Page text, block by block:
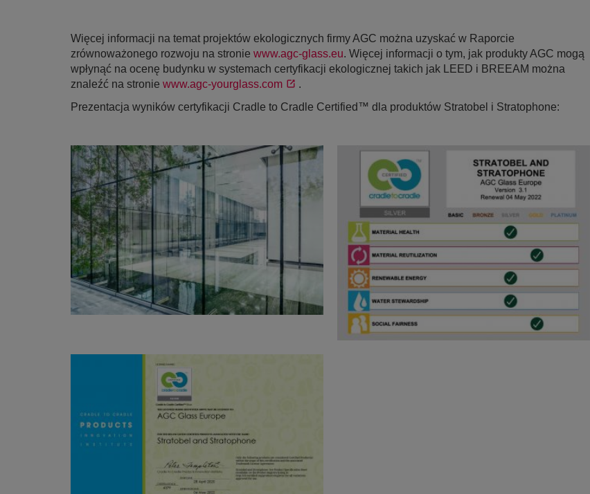
Więcej informacji na temat projektów ekologicznych firmy AGC można uzyskać w Raporcie
zrównoważonego rozwoju na stronie www.agc-glass.eu. Więcej informacji o tym, jak produkty AGC mogą
wpłynąć na ocenę budynku w systemach certyfikacji ekologicznej takich jak LEED i BREEAM można
znaleźć na stronie www.agc-yourglass.com
.
Prezentacja wyników certyfikacji Cradle to Cradle Certified™ dla produktów Stratobel i Stratophone: